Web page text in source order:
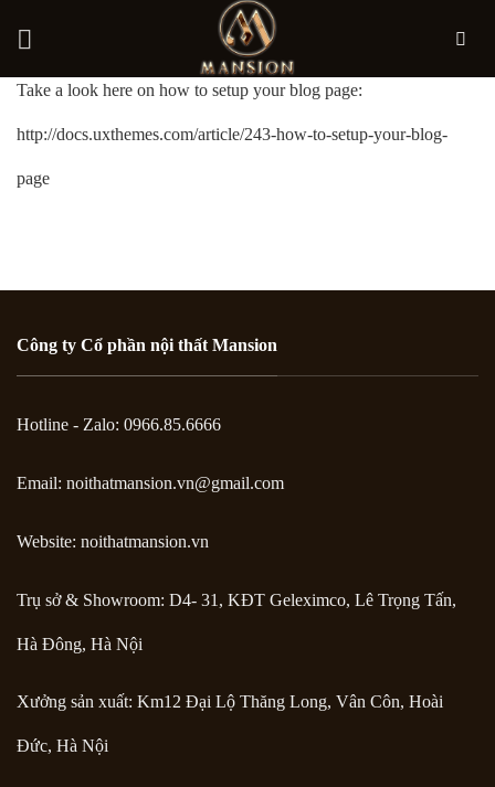
Bỏ
qua
nội
Take a look here on how to setup your blog page:
http://docs.uxthemes.com/article/243-how-to-setup-your-blog-
page
Công ty Cổ phần nội thất Mansion
Hotline - Zalo: 0966.85.6666
Email: noithatmansion.vn@gmail.com
Website: noithatmansion.vn
Trụ sở & Showroom: D4- 31, KĐT Geleximco, Lê Trọng Tấn,
Hà Đông, Hà Nội
Xưởng sản xuất: Km12 Đại Lộ Thăng Long, Vân Côn, Hoài
Đức, Hà Nội